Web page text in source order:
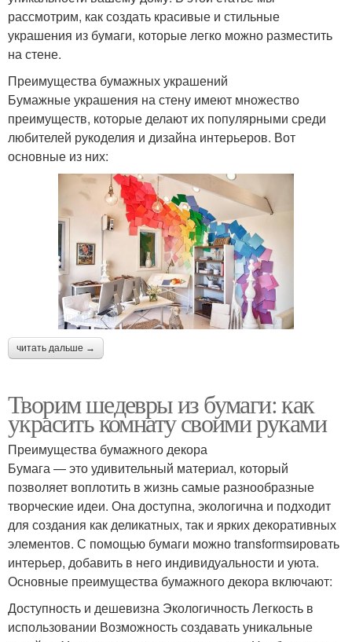
рассмотрим, как создать красивые и стильные
украшения из бумаги, которые легко можно разместить
на стене.
Преимущества бумажных украшений
Бумажные украшения на стену имеют множество
преимуществ, которые делают их популярными среди
любителей рукоделия и дизайна интерьеров. Вот
основные из них:
читать дальше →
Творим шедевры из бумаги: как
украсить комнату своими руками
Преимущества бумажного декора
Бумага — это удивительный материал, который
позволяет воплотить в жизнь самые разнообразные
творческие идеи. Она доступна, экологична и подходит
для создания как деликатных, так и ярких декоративных
элементов. С помощью бумаги можно transformsировать
интерьер, добавить в него индивидуальности и уюта.
Основные преимущества бумажного декора включают:
Доступность и дешевизна Экологичность Легкость в
использовании Возможность создавать уникальные